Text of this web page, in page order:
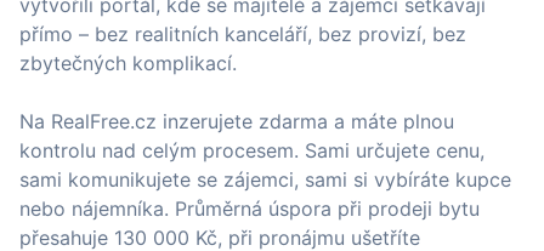
vytvořili portál, kde se majitelé a zájemci setkávají
přímo – bez realitních kanceláří, bez provizí, bez
zbytečných komplikací.
Na RealFree.cz inzerujete zdarma a máte plnou
kontrolu nad celým procesem. Sami určujete cenu,
sami komunikujete se zájemci, sami si vybíráte kupce
nebo nájemníka. Průměrná úspora při prodeji bytu
přesahuje 130 000 Kč, při pronájmu ušetříte